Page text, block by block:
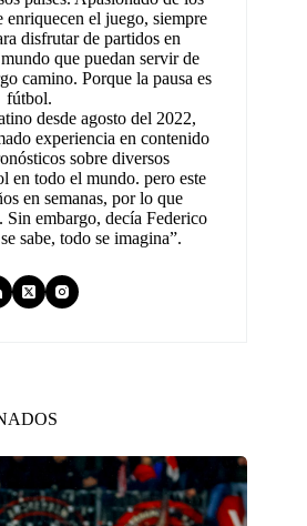
enriquecen el juego, siempre
disfrutar de partidos en
que puedan servir de
camino. Porque la pausa es
fútbol.
desde agosto del 2022,
experiencia en contenido
sobre diversos
en todo el mundo. pero este
en semanas, por lo que
Sin embargo, decía Federico
sabe, todo se imagina”.